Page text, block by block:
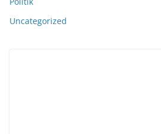
Uncategorized